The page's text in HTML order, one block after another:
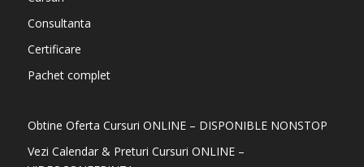
Consultanta
Certificare
Pachet complet
Obtine Oferta Cursuri ONLINE – DISPONIBLE NONSTOP
Vezi Calendar & Preturi Cursuri ONLINE –